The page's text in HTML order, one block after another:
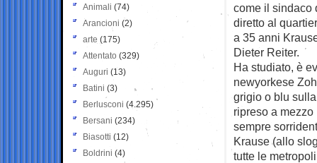
come il sindaco
diretto al
a 35 anni
Dieter Reiter.
Ha studiato, è
newyorkese
grigio o blu
ripreso a
sempre
Krause (allo
tutte le
Animali (74)
Arancioni (2)
arte (175)
Attentato (329)
Auguri (13)
Batini (3)
Berlusconi (4.295)
Bersani (234)
Biasotti (12)
Boldrini (4)